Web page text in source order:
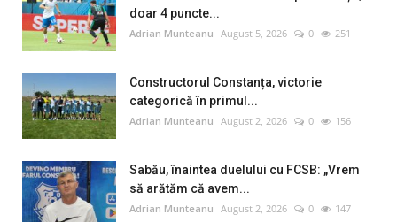
doar 4 puncte...
Adrian Munteanu August 5, 2026 0 251
Constructorul Constanța, victorie
categorică în primul...
Adrian Munteanu August 2, 2026 0 156
Sabău, înaintea duelului cu FCSB: „Vrem
să arătăm că avem...
Adrian Munteanu August 2, 2026 0 147